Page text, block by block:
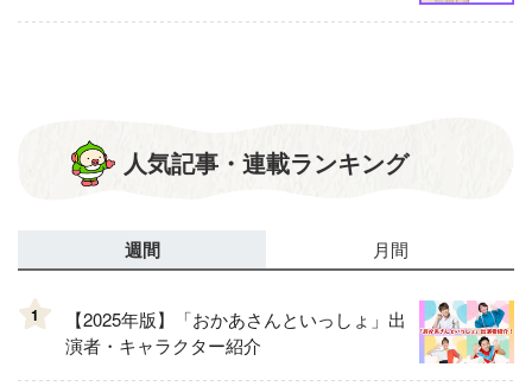
人気記事・連載ランキング
週間 月間
1
【2025年版】「おかあさんといっしょ」出
演者・キャラクター紹介